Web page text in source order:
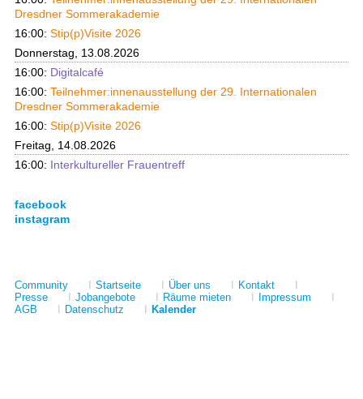
Dresdner Sommerakademie
16:00: Stip(p)Visite 2026
Donnerstag, 13.08.2026
16:00: Digitalcafé
16:00: Teilnehmer:innenausstellung der 29. Internationalen
Dresdner Sommerakademie
16:00: Stip(p)Visite 2026
Freitag, 14.08.2026
16:00: Interkultureller Frauentreff
facebook
instagram
Community Startseite Über uns Kontakt
Presse
Jobangebote Räume mieten Impressum
AGB
Datenschutz Kalender